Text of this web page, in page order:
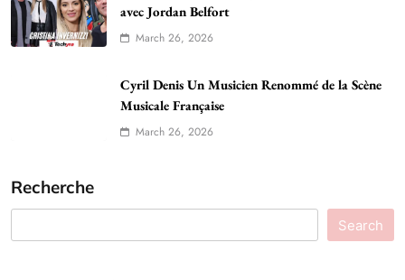
avec Jordan Belfort
March 26, 2026
Cyril Denis Un Musicien Renommé de la Scène
Musicale Française
March 26, 2026
Recherche
Search